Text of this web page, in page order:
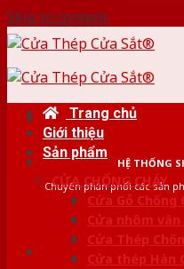
Skip to content
HỆ THỐNG
Chuyên phân phối các sản
Trang chủ
Giới thiệu
Sản phẩm
CỬA CHỐNG CHÁY
Cửa Gỗ Chống
Cửa nhôm vân
Cửa Thép
Cửa thép Hàn